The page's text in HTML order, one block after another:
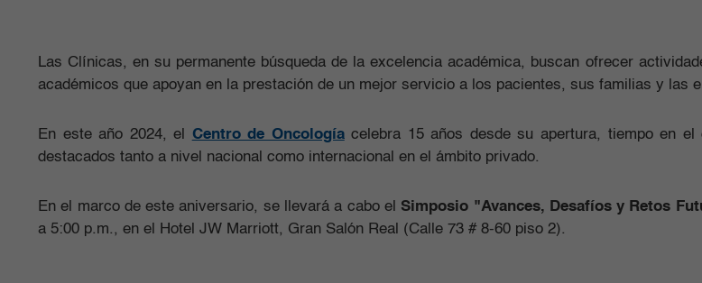
Las Clínicas, en su permanente búsqueda de la excelencia académica, buscan ofrecer
académicos que apoyan en la prestación de un mejor servicio a los pacientes, sus familias y las
En este año 2024, el Centro de Oncologíacelebra 15 años desde su apertura, tiempo en
destacados tanto a nivel nacional como internacional en el ámbito privado.
En el marco de este aniversario, se llevará a cabo el Simposio "Avances, Desafíos y Retos
a 5:00 p.m., en el Hotel JW Marriott, Gran Salón Real (Calle 73 # 8-60 piso 2).